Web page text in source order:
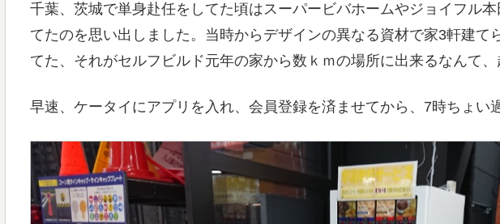
千葉、茨城で単身赴任をしてた頃はスーパービバホームやジョイフル
てたのを思い出しました。当時からデザインの異なる資材で家3軒建て
てた、それがセルフビルド元年の家から数ｋｍの場所に出来るなんて、
早速、ケータイにアプリを入れ、会員登録を済ませてから、7時ちょい